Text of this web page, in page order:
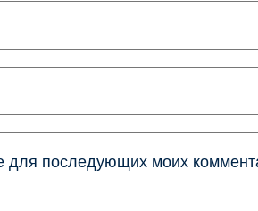
для последующих моих